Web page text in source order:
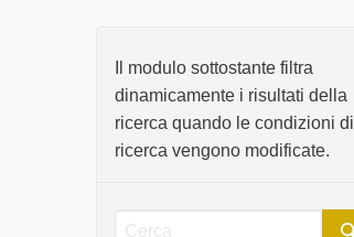
Il modulo sottostante filtra
dinamicamente i risultati della
ricerca quando le condizioni di
ricerca vengono modificate.